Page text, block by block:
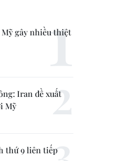
gây nhiều thiệt
Iran đề xuất
Mỹ
thứ 9 liên tiếp